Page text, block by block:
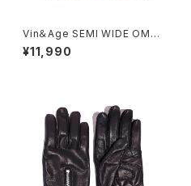
Vin＆Age SEMI WIDE OMBR
E CHECK SHIRT
¥11,990